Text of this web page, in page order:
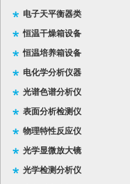
电子天平衡器类
恒温干燥箱设备
恒温培养箱设备
电化学分析仪器
光谱色谱分析仪
表面分析检测仪
物理特性反应仪
光学显微放大镜
光学检测分析仪